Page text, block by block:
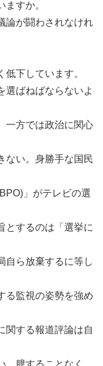
すか。
論が闘わされなけれ
下しています。
選ばねばならないよ
一方では政治に関心
ない。身勝手な国民
」がテレビの選
とするのは「選挙に
自ら放棄するに等し
る監視の姿勢を強め
関する報道評論は自
。臆することなく、